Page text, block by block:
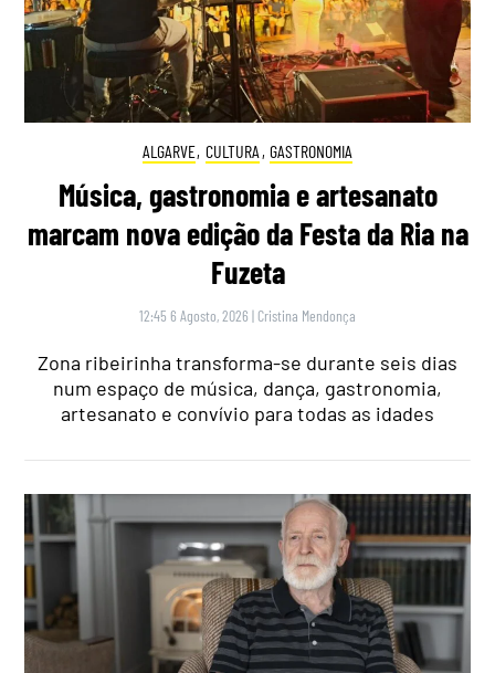
ALGARVE, CULTURA , GASTRONOMIA
Música, gastronomia e artesanato
marcam nova edição da Festa da Ria na
Fuzeta
12:45 6 Agosto, 2026 | Cristina Mendonça
Zona ribeirinha transforma-se durante seis dias
num espaço de música, dança, gastronomia,
artesanato e convívio para todas as idades